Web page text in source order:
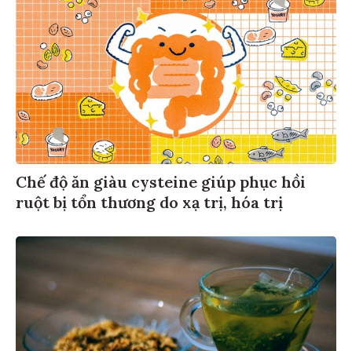
Chế độ ăn giàu cysteine giúp phục hồi
ruột bị tổn thương do xạ trị, hóa trị